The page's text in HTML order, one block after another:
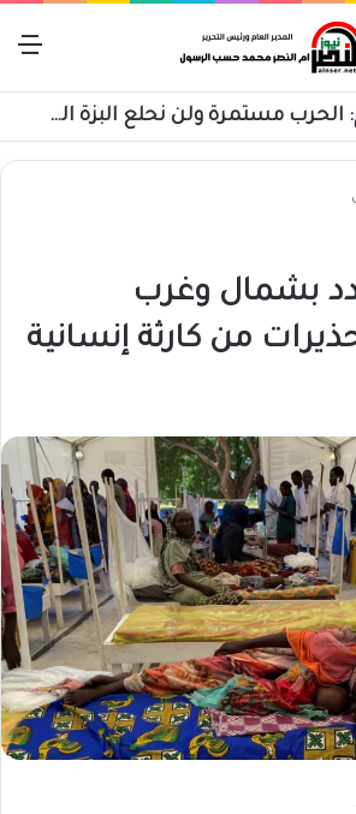
جبريل ابراهيم: الحرب مستمرة ولن نحلع البزة العسكرية حتى استعادة كامل البلاد
بشمال وغرب
من كارثة إنسانية